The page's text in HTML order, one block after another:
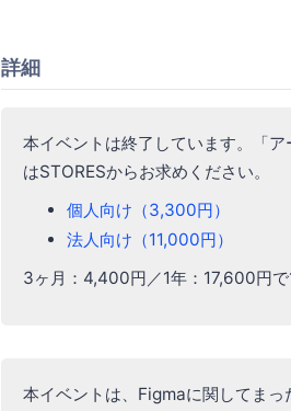
詳細
本イベントは終了しています。「
はSTORESからお求めください。
個人向け（3,300円）
法人向け（11,000円）
3ヶ月：4,400円／1年：17,600円
本イベントは、Figmaに関してま